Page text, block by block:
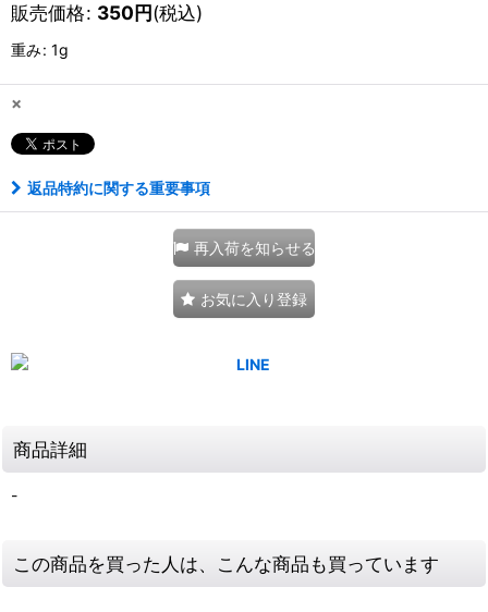
販売価格: 350円(税込)
重み: 1g
×
返品特約に関する重要事項
再入荷を知らせる
お気に入り登録
商品詳細
-
この商品を買った人は、こんな商品も買っています